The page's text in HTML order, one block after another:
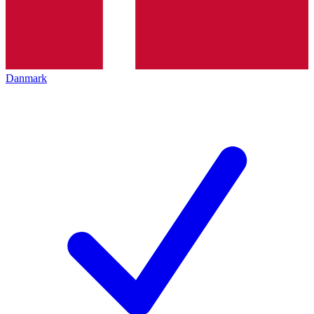
Danmark